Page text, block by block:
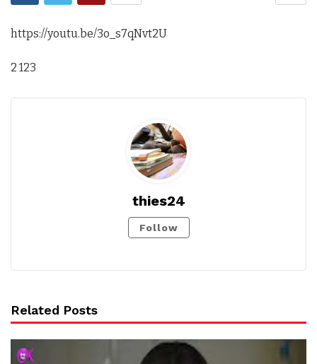
https://youtu.be/3o_s7qNvt2U
2 123
thies24
Follow
Related Posts